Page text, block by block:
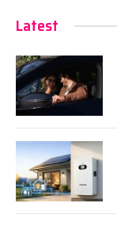
Latest